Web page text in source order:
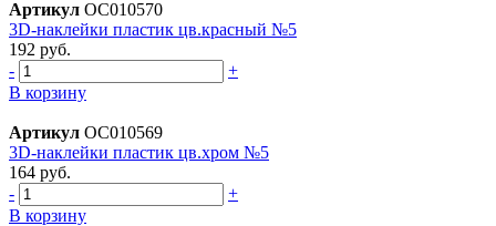
Артикул ОС010570
3D-наклейки пластик цв.красный №5
192 руб.
-
+
В корзину
Артикул ОС010569
3D-наклейки пластик цв.хром №5
164 руб.
-
+
В корзину